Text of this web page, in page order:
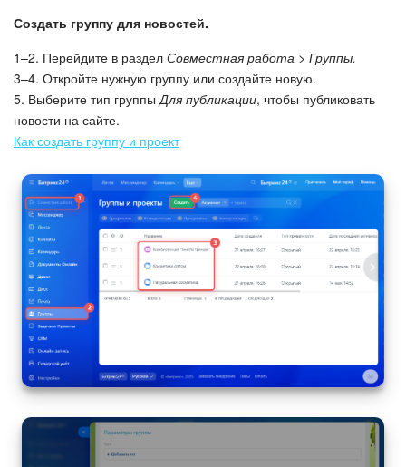
База знаний
Интернет-магазин
Складской учет
Почта
CRM
Онлайн-запись
КЭДО
Подпись
Создать группу для новостей.
1–2. Перейдите в раздел Совместная работа > Группы.
3–4. Откройте нужную группу или создайте новую.
5. Выберите тип группыДля публикации, чтобы публиковать
новости на сайте.
Как создать группу и проект